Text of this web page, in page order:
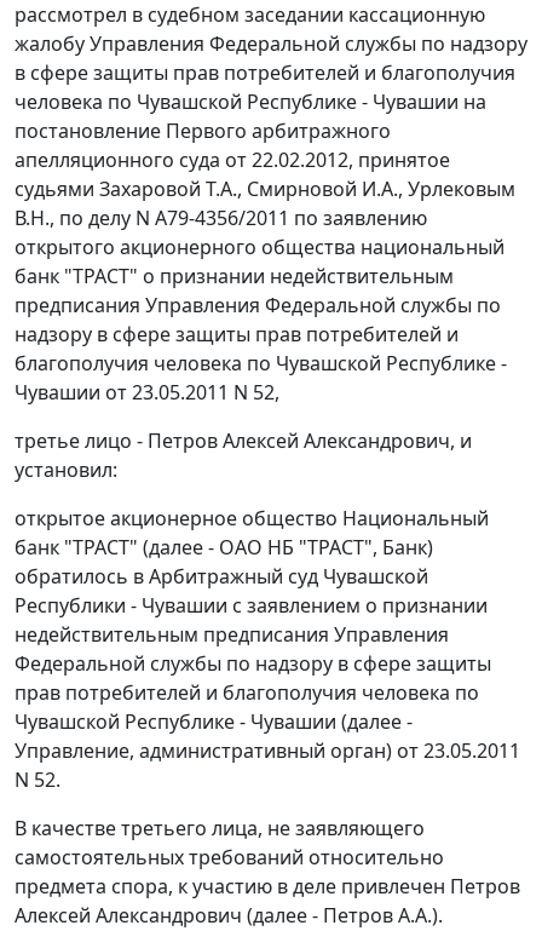
рассмотрел в судебном заседании кассационную
жалобу Управления Федеральной службы по надзору
в сфере защиты прав потребителей и благополучия
человека по Чувашской Республике - Чувашии на
постановление Первого арбитражного
апелляционного суда от 22.02.2012, принятое
судьями Захаровой Т.А., Смирновой И.А., Урлековым
В.Н., по делу N А79-4356/2011 по заявлению
открытого акционерного общества национальный
банк "ТРАСТ" о признании недействительным
предписания Управления Федеральной службы по
надзору в сфере защиты прав потребителей и
благополучия человека по Чувашской Республике -
Чувашии от 23.05.2011 N 52,
третье лицо - Петров Алексей Александрович, и
установил:
открытое акционерное общество Национальный
банк "ТРАСТ" (далее - ОАО НБ "ТРАСТ", Банк)
обратилось в Арбитражный суд Чувашской
Республики - Чувашии с заявлением о признании
недействительным предписания Управления
Федеральной службы по надзору в сфере защиты
прав потребителей и благополучия человека по
Чувашской Республике - Чувашии (далее -
Управление, административный орган) от 23.05.2011
N 52.
В качестве третьего лица, не заявляющего
самостоятельных требований относительно
предмета спора, к участию в деле привлечен Петров
Алексей Александрович (далее - Петров А.А.).